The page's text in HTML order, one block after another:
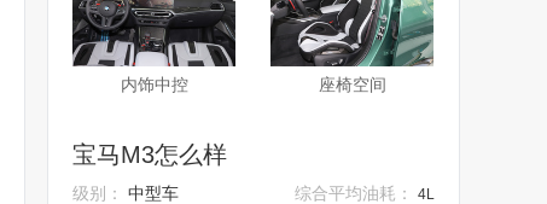
内饰中控 座椅空间
宝马M3怎么样
级别： 中型车 综合平均油耗： 4L